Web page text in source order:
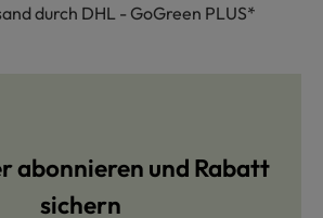
durch DHL - GoGreen PLUS*
abonnieren und Rabatt
sichern